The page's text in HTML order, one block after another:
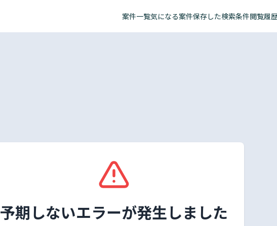
案件一覧気になる案件保存した検索条件閲覧履
予期しないエラーが発生しました